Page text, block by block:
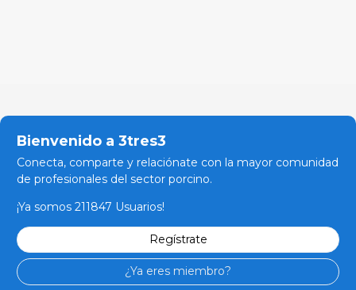
Bienvenido a 3tres3
Conecta, comparte y relaciónate con la mayor comunidad
de profesionales del sector porcino.
¡Ya somos 211847 Usuarios!
Regístrate
¿Ya eres miembro?